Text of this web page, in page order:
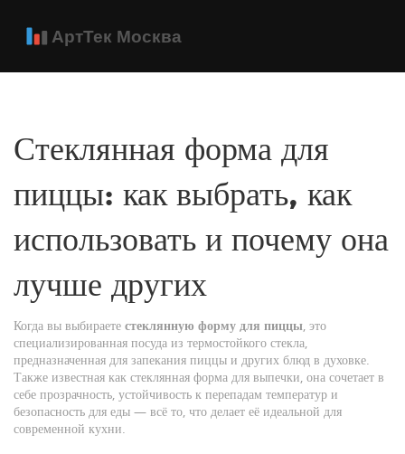
Стеклянная форма для
пиццы: как выбрать, как
использовать и почему она
лучше других
Когда вы выбираете стеклянную форму для пиццы, это
специализированная посуда из термостойкого стекла,
предназначенная для запекания пиццы и других блюд в духовке.
Также известная как стеклянная форма для выпечки, она сочетает в
себе прозрачность, устойчивость к перепадам температур и
безопасность для еды — всё то, что делает её идеальной для
современной кухни.